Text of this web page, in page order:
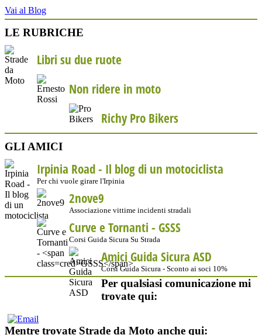
Vai al Blog
LE RUBRICHE
Libri su due ruote
Non ridere in moto
Richy Pro Bikers
GLI AMICI
Irpinia Road - Il blog di un motociclista
Per chi vuole girare l'Irpinia
2nove9
Associazione vittime incidenti stradali
Curve e Tornanti - GSSS
Corsi Guida Sicura Su Strada
Amici Guida Sicura ASD
Corsi Guida Sicura - Sconto ai soci 10%
Per qualsiasi comunicazione mi
trovate qui:
Mentre trovate Strade da Moto anche qui: